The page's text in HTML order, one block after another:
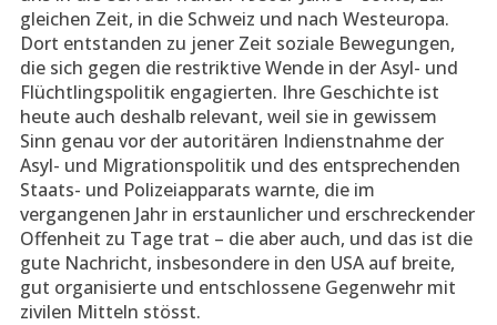
gleichen Zeit, in die Schweiz und nach Westeuropa.
Dort entstanden zu jener Zeit soziale Bewegungen,
die sich gegen die restriktive Wende in der Asyl- und
Flüchtlingspolitik engagierten. Ihre Geschichte ist
heute auch deshalb relevant, weil sie in gewissem
Sinn genau vor der autoritären Indienstnahme der
Asyl- und Migrationspolitik und des entsprechenden
Staats- und Polizeiapparats warnte, die im
vergangenen Jahr in erstaunlicher und erschreckender
Offenheit zu Tage trat – die aber auch, und das ist die
gute Nachricht, insbesondere in den USA auf breite,
gut organisierte und entschlossene Gegenwehr mit
zivilen Mitteln stösst.